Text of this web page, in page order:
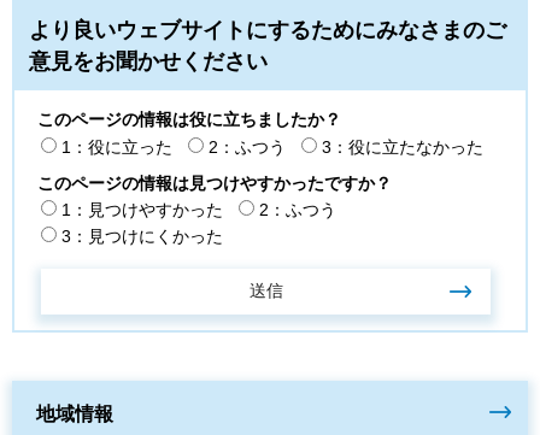
より良いウェブサイトにするためにみなさまのご
意見をお聞かせください
このページの情報は役に立ちましたか？
1：役に立った
2：ふつう
3：役に立たなかった
このページの情報は見つけやすかったですか？
1：見つけやすかった
2：ふつう
3：見つけにくかった
地域情報